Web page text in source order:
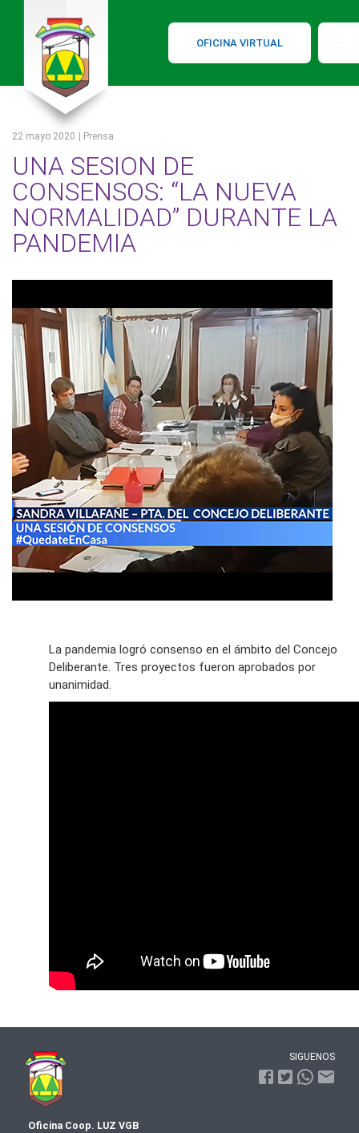
OFICINA VIRTUAL
22 mayo 2020 | Prensa
UNA SESION DE
CONSENSOS: “LA NUEVA
NORMALIDAD” DURANTE LA
PANDEMIA
La pandemia logró consenso en el ámbito del Concejo
Deliberante. Tres proyectos fueron aprobados por
unanimidad.
Oficina Coop. LUZ VGB
SIGUENOS